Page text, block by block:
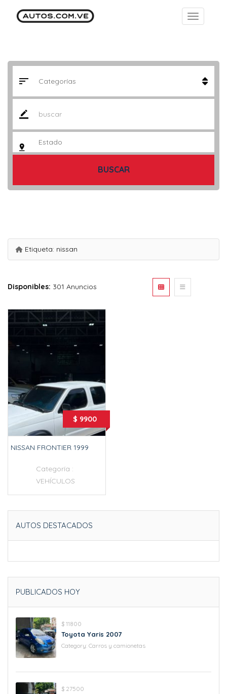
BUSCAR
Etiqueta: nissan
Disponibles: 301 Anuncios
$ 9900
NISSAN FRONTIER 1999
Categoría :
VEHÍCULOS
AUTOS DESTACADOS
PUBLICADOS HOY
$ 11800
Toyota Yaris 2007
Category: Carros y camionetas
$ 27500